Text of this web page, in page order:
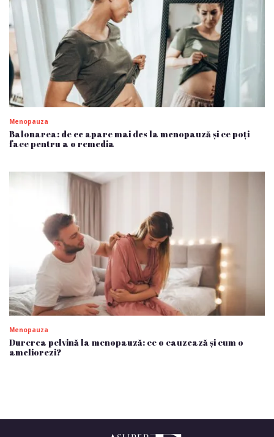
Menopauza
Balonarea: de ce apare mai des la menopauză și ce poți
face pentru a o remedia
Menopauza
Durerea pelvină la menopauză: ce o cauzează și cum o
ameliorezi?